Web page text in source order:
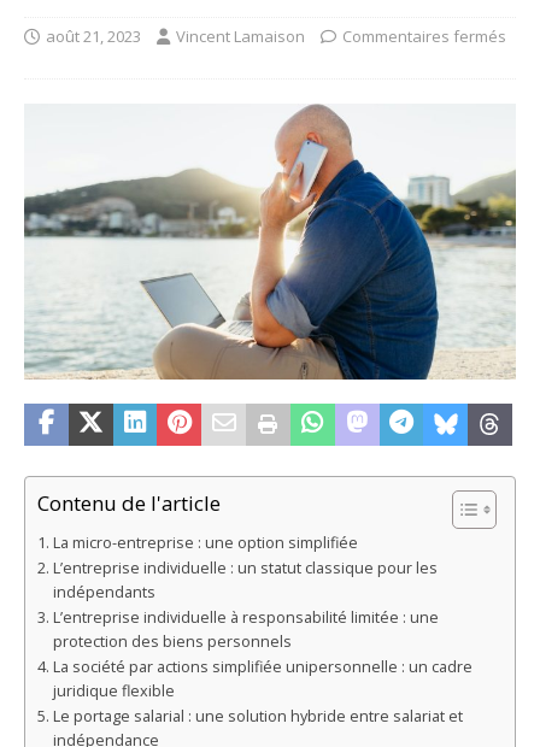
août 21, 2023 Vincent Lamaison Commentaires fermés
Contenu de l'article
La micro-entreprise : une option simplifiée
L’entreprise individuelle : un statut classique pour les
indépendants
L’entreprise individuelle à responsabilité limitée : une
protection des biens personnels
La société par actions simplifiée unipersonnelle : un cadre
juridique flexible
Le portage salarial : une solution hybride entre salariat et
indépendance